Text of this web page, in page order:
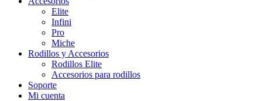
Elite
Infini
Pro
Miche
Rodillos y Accesorios
Rodillos Elite
Accesorios para rodillos
Soporte
Mi cuenta